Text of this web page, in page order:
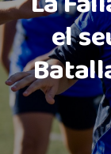
el